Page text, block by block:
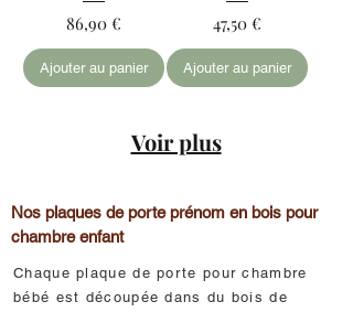
Prix
86,90 €
Ajouter au panier
Prix
47,50 €
Ajouter au panier
Voir plus
Nos plaques de porte prénom en bois pour
chambre enfant
Chaque plaque de porte pour chambre
bébé est découpée dans du bois de